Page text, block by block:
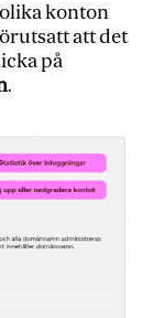
konton
att det
på
.